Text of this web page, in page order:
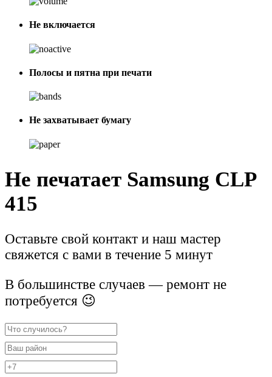
Не включается
Полосы и пятна при печати
Не захватывает бумагу
Не печатает Samsung CLP
415
Оставьте свой контакт и наш мастер
свяжется с вами в течение 5 минут
В большинстве случаев — ремонт не
потребуется 😉